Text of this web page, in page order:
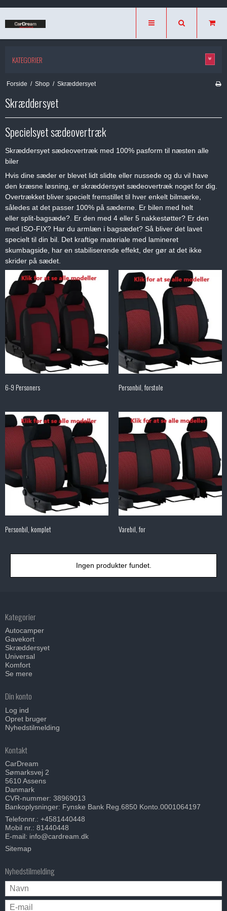
KATEGORIER
Forside / Shop / Skræddersyet
Skræddersyet
Specielsyet sædeovertræk
Skræddersyet sædeovertræk med 100% pasform til næsten alle
biler
Hvis dine sæder er blevet lidt slidte eller nussede og du vil have
den kræsne løsning, er skræddersyet sædeovertræk noget for dig.
Overtrækket bliver specielt fremstillet til hver enkelt bilmærke,
således at det passer 100% på sæderne. Er bilen med helt
eller split-bagsæde?. Er den med 4 eller 5 nakkestøtter? Er den
med ISO-FIX? Har du armlæn i bagsædet? Så bliver det lavet
specielt til din bil. Det kraftige materiale med lamineret
skumbagside, har en stabiliserende effekt, der gør at det ikke
skrider på sædet.
6-9 Personers Personbil, forstole
Personbil, komplet Varebil, for
Ingen produkter fundet.
Kategorier
Autocamper
Gavekort
Skræddersyet
Universal
Komfort
Se mere
Din konto
Log ind
Opret bruger
Nyhedstilmelding
Kontakt
CarDream
Sømarksvej 2
5610 Assens
Danmark
CVR-nummer: 38969013
Bankoplysninger: Fynske Bank Reg.6850 Konto.0001064197
Telefonnr.: +4581440448
Mobil nr.: 81440448
E-mail: info@cardream.dk
Sitemap
Nyhedstilmelding